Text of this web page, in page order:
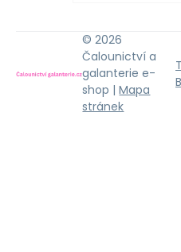
© 2026
Čalounictví a
galanterie e-
shop |Mapa
stránek